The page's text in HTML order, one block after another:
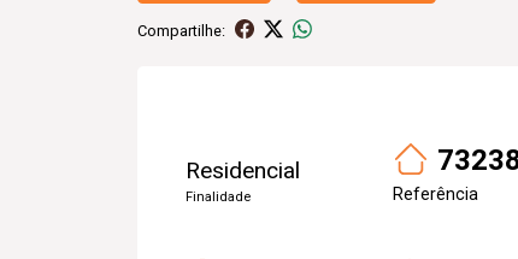
Compartilhe:
Residencial
Finalidade Referência